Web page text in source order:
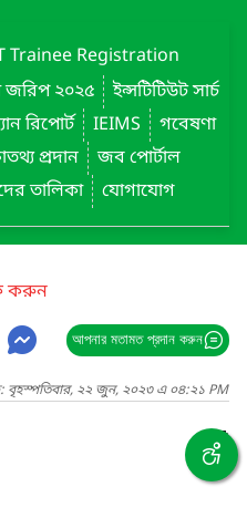
Trainee Registration
জরিপ ২০২৫
ইন্সটিটিউট সার্চ
রিপোর্ট IEIMS
গবেষণা
প্রদান
জব পোর্টাল
তালিকা যোগাযোগ
করুন
আপনার মতামত প্রদান করুন
বৃহস্পতিবার, ২২ জুন, ২০২৩ এ ০৪:২১ PM